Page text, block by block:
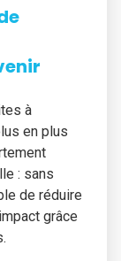
à
en plus
: sans
de réduire
grâce